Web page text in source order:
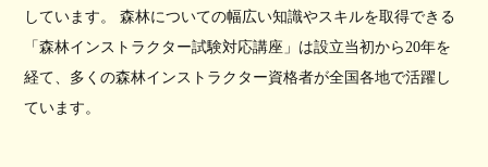
しています。 森林についての幅広い知識やスキルを取得できる
「森林インストラクター試験対応講座」は設立当初から20年を
経て、多くの森林インストラクター資格者が全国各地で活躍し
ています。